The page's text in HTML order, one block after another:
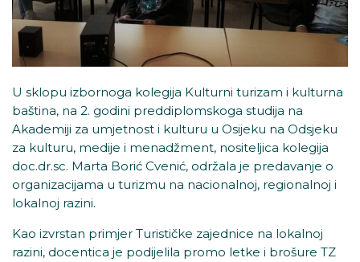
U sklopu izbornoga kolegija Kulturni turizam i kulturna
baština, na 2. godini preddiplomskoga studija na
Akademiji za umjetnost i kulturu u Osijeku na Odsjeku
za kulturu, medije i menadžment, nositeljica kolegija
doc.dr.sc. Marta Borić Cvenić, održala je predavanje o
organizacijama u turizmu na nacionalnoj, regionalnoj i
lokalnoj razini.
Kao izvrstan primjer Turističke zajednice na lokalnoj
razini, docentica je podijelila promo letke i brošure TZ